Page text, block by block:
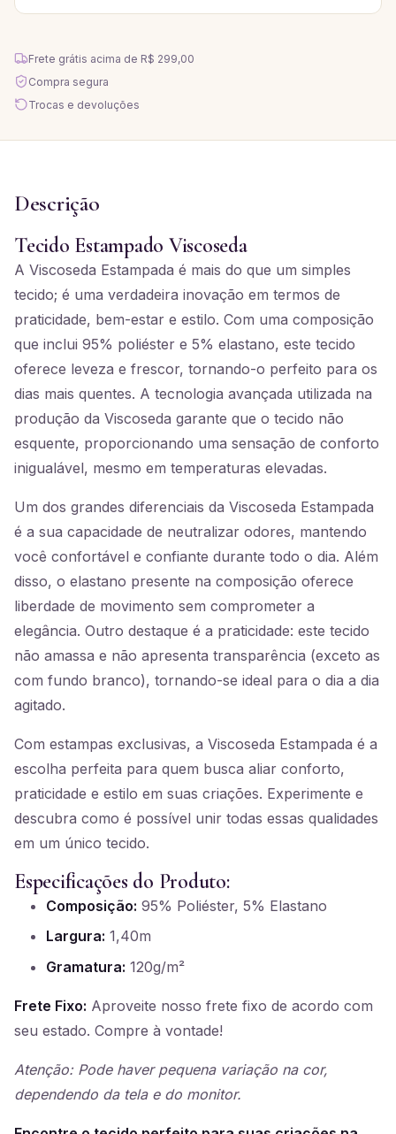
Frete grátis acima de R$ 299,00
Compra segura
Trocas e devoluções
Descrição
Tecido Estampado Viscoseda
A Viscoseda Estampada é mais do que um simples
tecido; é uma verdadeira inovação em termos de
praticidade, bem-estar e estilo. Com uma composição
que inclui 95% poliéster e 5% elastano, este tecido
oferece leveza e frescor, tornando-o perfeito para os
dias mais quentes. A tecnologia avançada utilizada na
produção da Viscoseda garante que o tecido não
esquente, proporcionando uma sensação de conforto
inigualável, mesmo em temperaturas elevadas.
Um dos grandes diferenciais da Viscoseda Estampada
é a sua capacidade de neutralizar odores, mantendo
você confortável e confiante durante todo o dia. Além
disso, o elastano presente na composição oferece
liberdade de movimento sem comprometer a
elegância. Outro destaque é a praticidade: este tecido
não amassa e não apresenta transparência (exceto as
com fundo branco), tornando-se ideal para o dia a dia
agitado.
Com estampas exclusivas, a Viscoseda Estampada é a
escolha perfeita para quem busca aliar conforto,
praticidade e estilo em suas criações. Experimente e
descubra como é possível unir todas essas qualidades
em um único tecido.
Especificações do Produto:
Composição: 95% Poliéster, 5% Elastano
Largura: 1,40m
Gramatura: 120g/m²
Frete Fixo: Aproveite nosso frete fixo de acordo com
seu estado. Compre à vontade!
Atenção: Pode haver pequena variação na cor,
dependendo da tela e do monitor.